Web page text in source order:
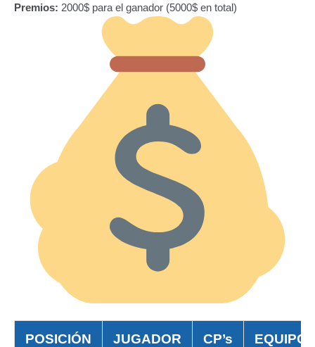
Premios: 2000$ para el ganador (5000$ en total)
POSICIÓN JUGADOR CP’s EQUIPO